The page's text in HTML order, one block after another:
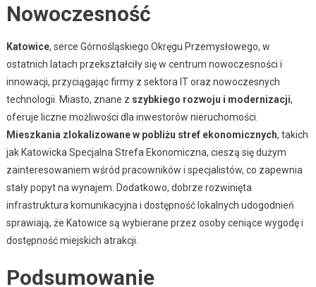
Nowoczesność
Katowice, serce Górnośląskiego Okręgu Przemysłowego, w
ostatnich latach przekształciły się w centrum nowoczesności i
innowacji, przyciągając firmy z sektora IT oraz nowoczesnych
technologii. Miasto, znane z szybkiego rozwoju i modernizacji,
oferuje liczne możliwości dla inwestorów nieruchomości.
Mieszkania zlokalizowane w pobliżu stref ekonomicznych, takich
jak Katowicka Specjalna Strefa Ekonomiczna, cieszą się dużym
zainteresowaniem wśród pracowników i specjalistów, co zapewnia
stały popyt na wynajem. Dodatkowo, dobrze rozwinięta
infrastruktura komunikacyjna i dostępność lokalnych udogodnień
sprawiają, że Katowice są wybierane przez osoby ceniące wygodę i
dostępność miejskich atrakcji.
Podsumowanie